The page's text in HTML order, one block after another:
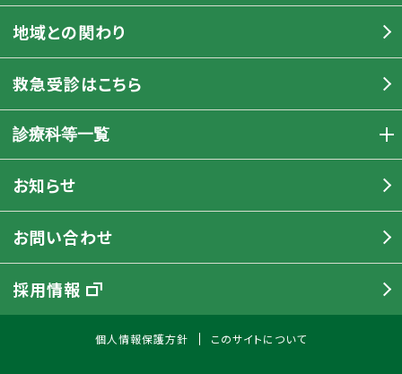
地域との関わり
救急受診はこちら
診療科等一覧
お知らせ
お問い合わせ
採用情報
個人情報保護方針 このサイトについて